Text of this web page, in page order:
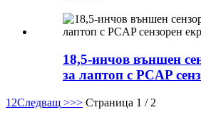
18,5-инчов външен
за лаптоп с PCAP
1 2Следващ >>> Страница 1 / 2